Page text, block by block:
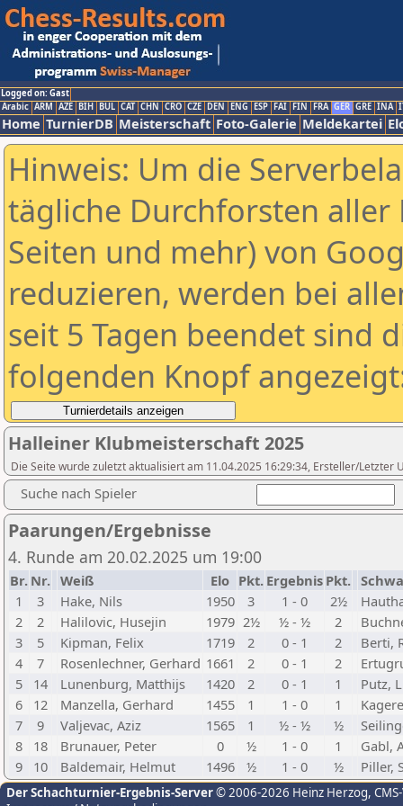
Logged on: Gast
Arabic ARM AZE BIH BUL CAT CHN CRO CZE DEN ENG ESP FAI FIN FRA GER GRE INA
Home TurnierDB Meisterschaft Foto-Galerie Meldekartei
Hinweis: Um die
tägliche Durchforsten aller
Seiten und mehr) von
reduzieren, werden bei
seit 5 Tagen beendet sind
folgenden Knopf
Halleiner Klubmeisterschaft 2025
Die Seite wurde zuletzt aktualisiert am 11.04.2025 16:29:34, Ersteller/Letzter
Suche nach Spieler
Paarungen/Ergebnisse
4. Runde am 20.02.2025 um 19:00
Br. Nr. Weiß Elo Pkt. Ergebnis Pkt.
1
3 Hake, Nils 1950 3 1 - 0 2½
2
2 Halilovic, Husejin 1979 2½ ½ - ½ 2
3
5 Kipman, Felix 1719 2 0 - 1 2
Berti,
4
7 Rosenlechner, Gerhard 1661 2 0 - 1 2
5
14 Lunenburg, Matthijs 1420 2 0 - 1 1
Putz,
6
12 Manzella, Gerhard 1455 1 1 - 0 1
7
9 Valjevac, Aziz 1565 1 ½ - ½ ½
8
18 Brunauer, Peter 0 ½ 1 - 0 1
Gabl,
9
10 Baldemair, Helmut 1496 ½ 1 - 0 ½ Piller,
Der Schachturnier-Ergebnis-Server© 2006-2026 Heinz Herzog,